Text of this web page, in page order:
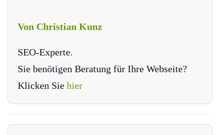
Von Christian Kunz
SEO-Experte.
Sie benötigen Beratung für Ihre Webseite?
Klicken Sie hier